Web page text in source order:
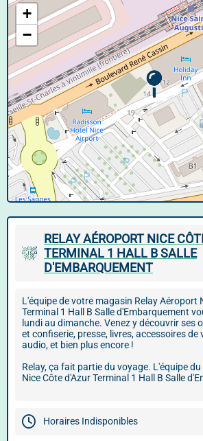
+
−
RELAY AÉROPORT NICE
TERMINAL 1 HALL B SALLE
D'EMBARQUEMENT
L'équipe de votre magasin Relay Aéroport
Terminal 1 Hall B Salle d'Embarquement
lundi au dimanche. Venez y découvrir ses
et confiserie, presse, livres, accessoires de
audio, et bien plus encore !
Relay, ça fait partie du voyage. L'équipe
Nice Côte d'Azur Terminal 1 Hall B Salle
Horaires Indisponibles